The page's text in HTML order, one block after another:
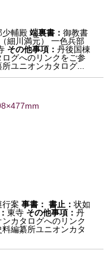
少輔殿 端裏書：御教書
細川満元） 一色兵部
その他事項：丹後国棟
ログへのリンクをご参
所ユニオンカタログ...
行案 事書： 書止：状如
東寺 その他事項：丹
ンカタログへのリンク
料編纂所ユニオンカタ